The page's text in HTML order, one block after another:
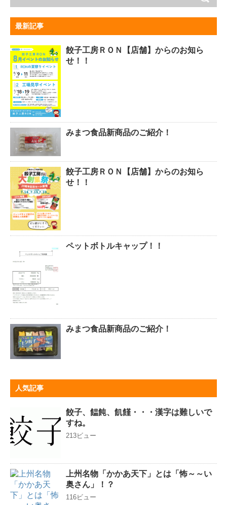
最新記事
餃子工房ＲＯＮ【店舗】からのお知ら
せ！！
みまつ食品新商品のご紹介！
餃子工房ＲＯＮ【店舗】からのお知ら
せ！！
ペットボトルキャップ！！
みまつ食品新商品のご紹介！
人気記事
餃子、饂飩、飢饉・・・漢字は難しいで
すね。
213ビュー
上州名物「かかあ天下」とは「怖～～い
奥さん」！？
116ビュー